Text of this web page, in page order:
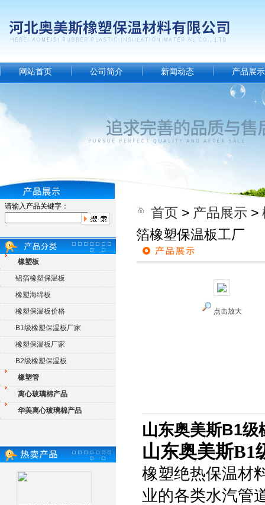
网站首页 公司简介 新闻动态 产品展示
请输入产品关键字：
橡塑板
铝箔橡塑保温板
橡塑海绵板
橡塑保温板价格
B1级橡塑保温板厂家
橡塑保温板厂家
B2级橡塑保温板
橡塑管
离心玻璃棉产品
华美离心玻璃棉产品
首页 > 产品展示 >
箔橡塑保温板工厂
点击放大
山东奥美斯B1级
山东奥美斯B1
橡塑绝热保温材
业的各类水汽管